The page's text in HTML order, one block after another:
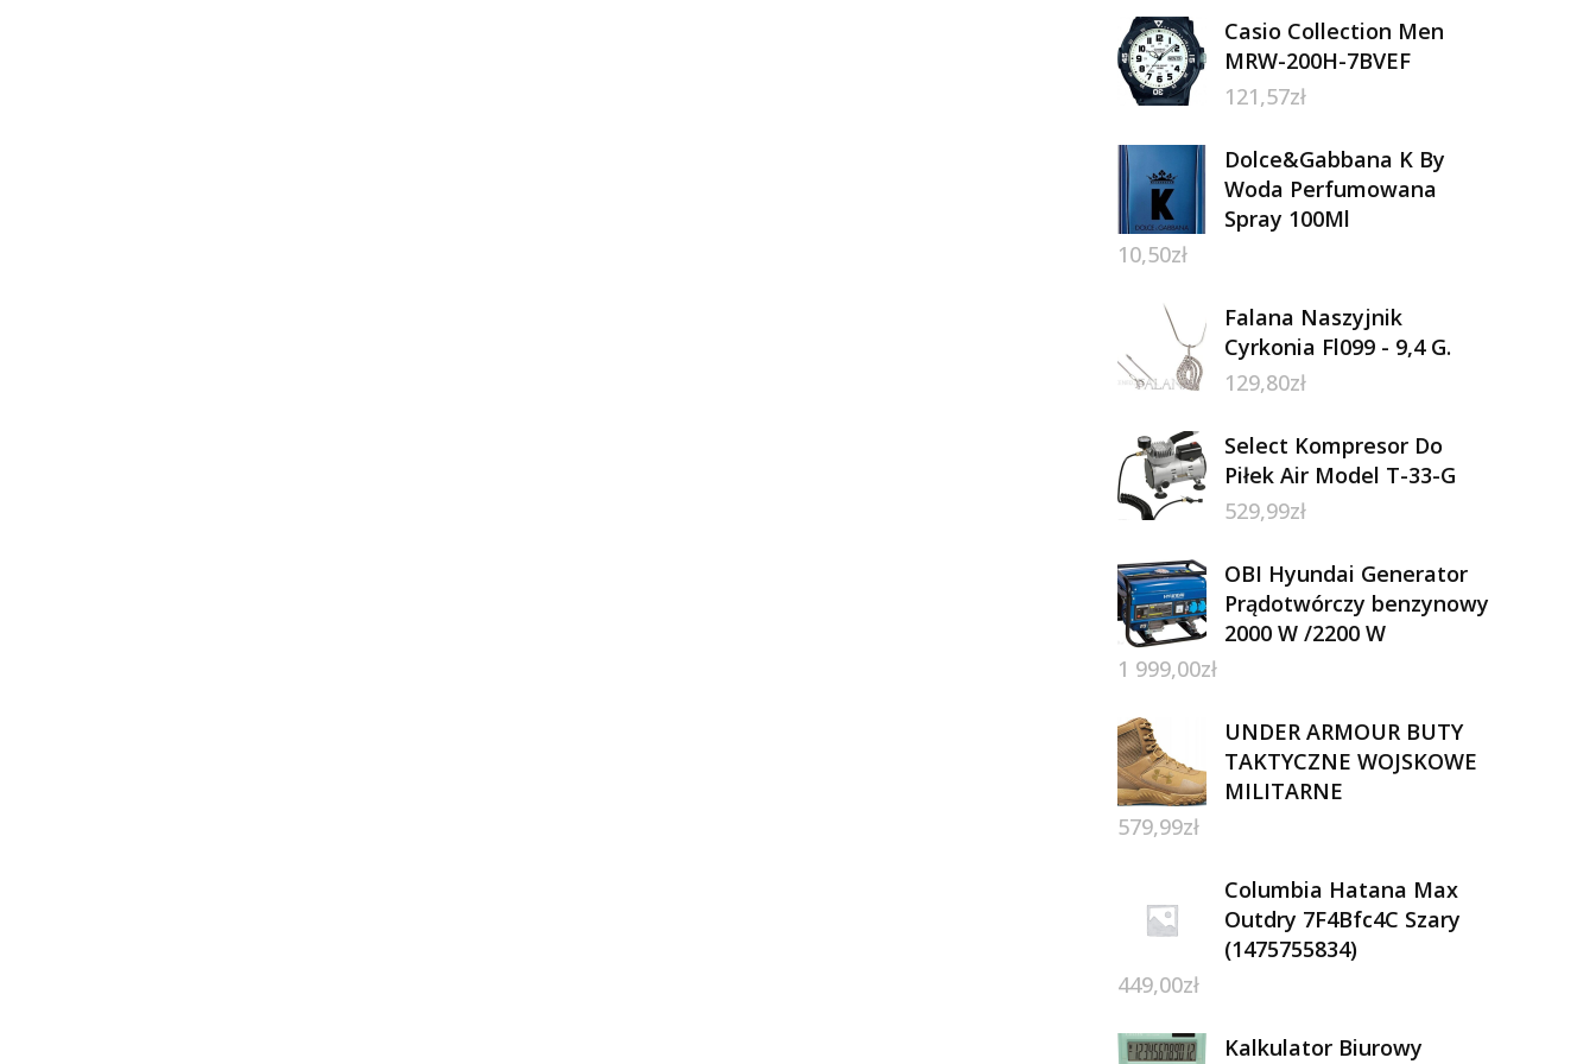
Casio Collection Men
MRW-200H-7BVEF
121,57zł
Dolce&Gabbana K By
Woda Perfumowana
Spray 100Ml
10,50zł
Falana Naszyjnik
Cyrkonia Fl099 - 9,4 G.
129,80zł
Select Kompresor Do
Piłek Air Model T-33-G
529,99zł
OBI Hyundai Generator
Prądotwórczy benzynowy
2000 W /2200 W
1 999,00zł
UNDER ARMOUR BUTY
TAKTYCZNE WOJSKOWE
MILITARNE
579,99zł
Columbia Hatana Max
Outdry 7F4Bfc4C Szary
(1475755834)
449,00zł
Kalkulator Biurowy